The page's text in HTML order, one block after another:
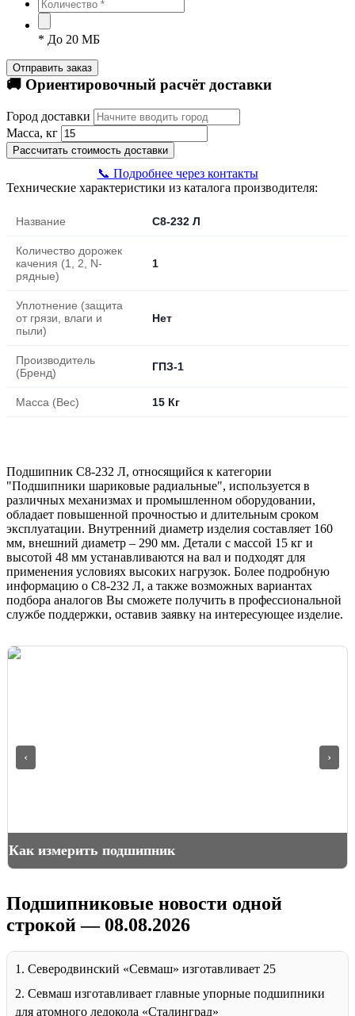
* До 20 МБ
Отправить заказ
🚚 Ориентировочный расчёт доставки
Город доставки
Масса, кг
Рассчитать стоимость доставки
📞 Подробнее через контакты
Технические характеристики из каталога производителя:
Название С8-232 Л
Количество дорожек
качения (1, 2, N-
рядные)
1
Уплотнение (защита
от грязи, влаги и
пыли)
Нет
Производитель
(Бренд)
ГПЗ-1
Масса (Вес) 15 Кг
Подшипник С8-232 Л, относящийся к категории
"Подшипники шариковые радиальные", используется в
различных механизмах и промышленном оборудовании,
обладает повышенной прочностью и длительным сроком
эксплуатации. Внутренний диаметр изделия составляет 160
мм, внешний диаметр – 290 мм. Детали с массой 15 кг и
высотой 48 мм устанавливаются на вал и подходят для
применения условиях высоких нагрузок. Более подробную
информацию о С8-232 Л, а также возможных вариантах
подбора аналогов Вы сможете получить в профессиональной
службе поддержки, оставив заявку на интересующее изделие.
подшипниковая компания
‹ ›
Подшипниковые новости одной
строкой — 08.08.2026
1. Северодвинский «Севмаш» изготавливает 25
2. Севмаш изготавливает главные упорные подшипники
для атомного ледокола «Сталинград»